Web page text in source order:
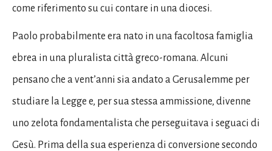
come riferimento su cui contare in una diocesi.
Paolo probabilmente era nato in una facoltosa famiglia
ebrea in una pluralista città greco-romana. Alcuni
pensano che a vent’anni sia andato a Gerusalemme per
studiare la Legge e, per sua stessa ammissione, divenne
uno zelota fondamentalista che perseguitava i seguaci di
Gesù. Prima della sua esperienza di conversione secondo